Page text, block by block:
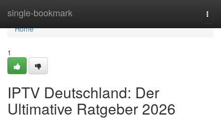
single-bookmark
Home
Home
1
IPTV Deutschland: Der
Ultimative Ratgeber 2026